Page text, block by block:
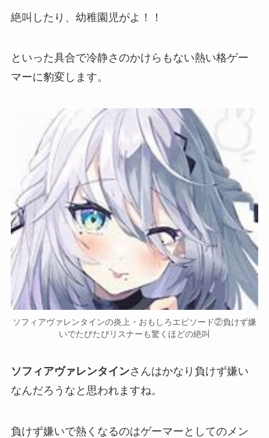
絶叫したり、 幼稚園児がよ！！
といった具合で冷静さのかけらもない熱い格ゲー
マーに豹変します。
ソフィアヴァレンタインの炎上・おもしろエピソード②負けず嫌
いでたびたびリスナーも驚くほどの絶叫
ソフィアヴァレンタインさんはかなり負けず嫌い
なんだろうなと思われますね。
負けず嫌いで熱くなるのはゲーマーとしてのメン